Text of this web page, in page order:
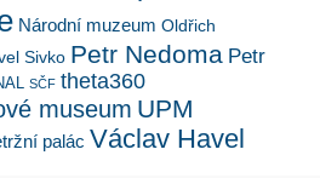
Národní muzeum Oldřich
Sivko Petr Nedoma Petr
SČF theta360
museum UPM
palác Václav Havel